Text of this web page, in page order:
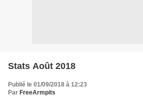
Stats Août 2018
Publié le 01/09/2018 à 12:23
Par FreeArmpits